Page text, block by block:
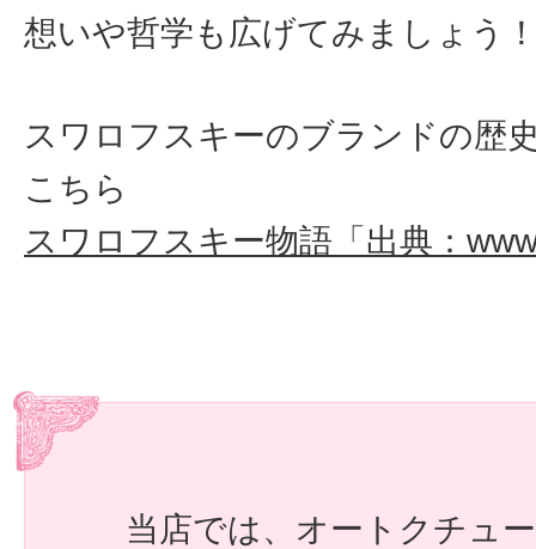
想いや哲学も広げてみましょう
スワロフスキーのブランドの歴
こちら
スワロフスキー物語「出典：
当店では、オートクチュ